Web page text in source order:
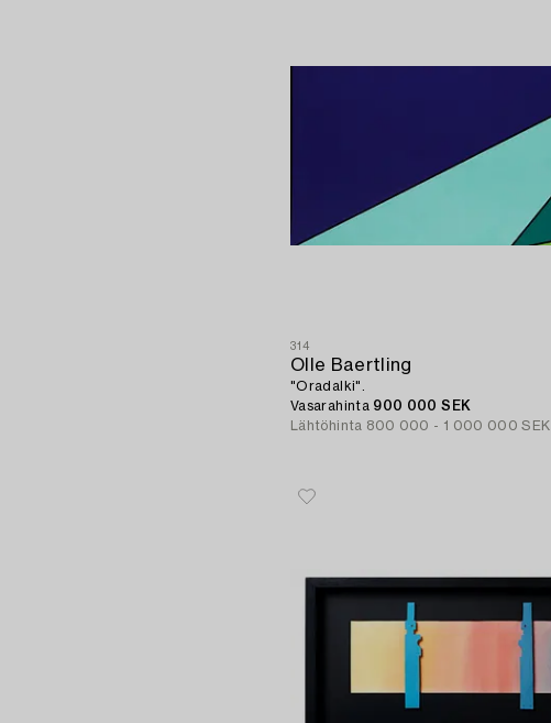
314
Olle Baertling
"Oradalki".
Vasarahinta 900 000 SEK
Lähtöhinta 800 000 - 1 000 000 SEK